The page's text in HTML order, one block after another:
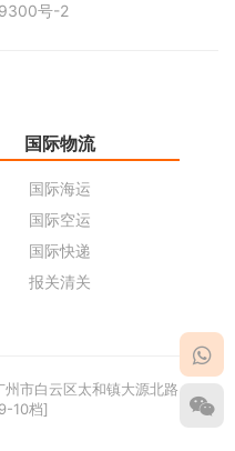
号-2
国际物流
国际海运
国际空运
国际快递
报关清关
州市白云区太和镇大源北路
10档]